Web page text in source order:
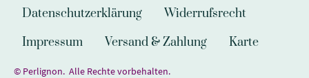
Datenschutzerklärung
Widerrufsrecht
Impressum
Versand & Zahlung Karte
© Perlignon. Alle Rechte vorbehalten.